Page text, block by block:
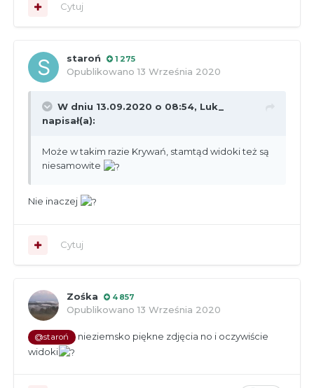
Cytuj
staroń 1 275
Opublikowano13 Września 2020
W dniu 13.09.2020 o 08:54, Luk_
napisał(a):
Może w takim razie Krywań, stamtąd widoki też są
niesamowite
Nie inaczej
Cytuj
Zośka 4 857
Opublikowano13 Września 2020
@staroń
nieziemsko piękne zdjęcia no i oczywiście
widoki